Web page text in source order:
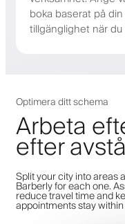
boka baserat på
tillgänglighet när
Optimera ditt schema
Arbeta
efter
Split your city into areas
Barberly for each one.
reduce travel time and
appointments stay